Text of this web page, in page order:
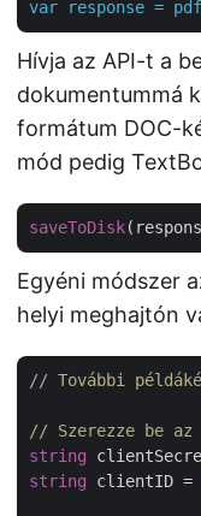
var response =
Hívja az API-t a
dokumentummá
formátum DOC-
mód pedig
saveToDisk
Egyéni módszer
helyi meghajtón
// További
// Szerezze be
string
string clientID =